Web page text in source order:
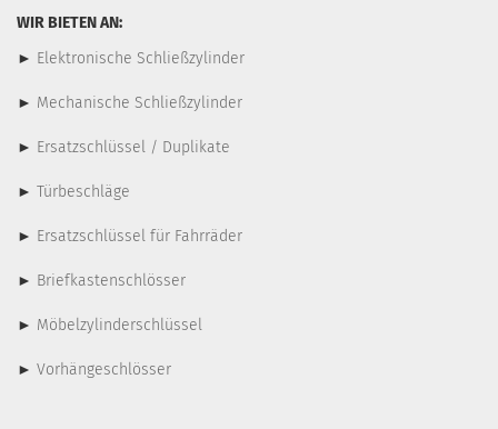
WIR BIETEN AN:
► Elektronische Schließzylinder
► Mechanische Schließzylinder
► Ersatzschlüssel / Duplikate
► Türbeschläge
► Ersatzschlüssel für Fahrräder
► Briefkastenschlösser
► Möbelzylinderschlüssel
► Vorhängeschlösser